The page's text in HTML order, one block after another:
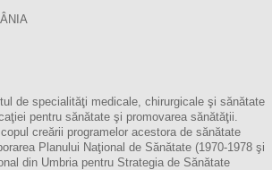
de specialităţi medicale, chirurgicale şi sănătate
pentru sănătate şi promovarea sănătăţii.
creării programelor acestora de sănătate
Planului Naţional de Sănătate (1970-1978 şi
din Umbria pentru Strategia de Sănătate